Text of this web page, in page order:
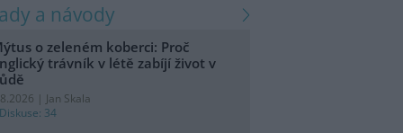
a návody
o zeleném koberci: Proč
trávník v létě zabíjí život v
| Jan Skala
Diskuse: 34